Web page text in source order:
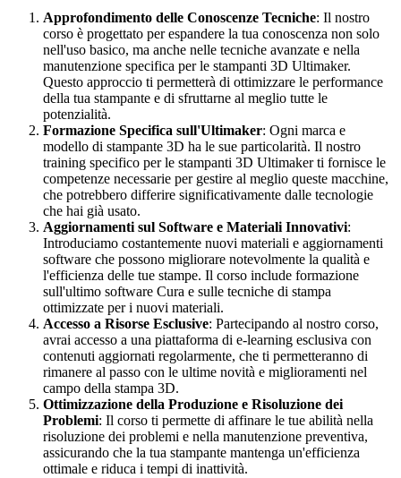
Approfondimento delle Conoscenze Tecniche: Il nostro
corso è progettato per espandere la tua conoscenza non solo
nell'uso basico, ma anche nelle tecniche avanzate e nella
manutenzione specifica per le stampanti 3D Ultimaker.
Questo approccio ti permetterà di ottimizzare le performance
della tua stampante e di sfruttarne al meglio tutte le
potenzialità.
Formazione Specifica sull'Ultimaker: Ogni marca e
modello di stampante 3D ha le sue particolarità. Il nostro
training specifico per le stampanti 3D Ultimaker ti fornisce le
competenze necessarie per gestire al meglio queste macchine,
che potrebbero differire significativamente dalle tecnologie
che hai già usato.
Aggiornamenti sul Software e Materiali Innovativi:
Introduciamo costantemente nuovi materiali e aggiornamenti
software che possono migliorare notevolmente la qualità e
l'efficienza delle tue stampe. Il corso include formazione
sull'ultimo software Cura e sulle tecniche di stampa
ottimizzate per i nuovi materiali.
Accesso a Risorse Esclusive: Partecipando al nostro corso,
avrai accesso a una piattaforma di e-learning esclusiva con
contenuti aggiornati regolarmente, che ti permetteranno di
rimanere al passo con le ultime novità e miglioramenti nel
campo della stampa 3D.
Ottimizzazione della Produzione e Risoluzione dei
Problemi: Il corso ti permette di affinare le tue abilità nella
risoluzione dei problemi e nella manutenzione preventiva,
assicurando che la tua stampante mantenga un'efficienza
ottimale e riduca i tempi di inattività.